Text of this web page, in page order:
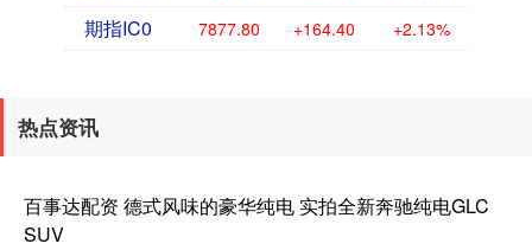
期指IC0 7877.80 +164.40 +2.13%
热点资讯
百事达配资 德式风味的豪华纯电 实拍全新奔驰纯电GLC
SUV